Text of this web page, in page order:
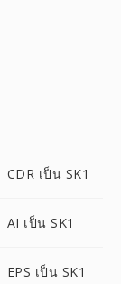
CDR เป็น SK1
AI เป็น SK1
EPS เป็น SK1